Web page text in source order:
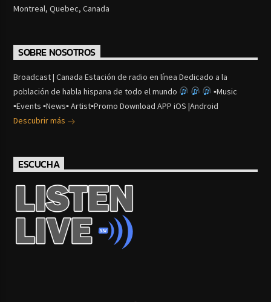
Montreal, Quebec, Canada
SOBRE NOSOTROS
Broadcast | Canada Estación de radio en línea Dedicado a la
población de habla hispana de todo el mundo
▪Music
▪Events ▪News▪ Artist▪Promo Download APP iOS |Android
Descubrir más
ESCUCHA